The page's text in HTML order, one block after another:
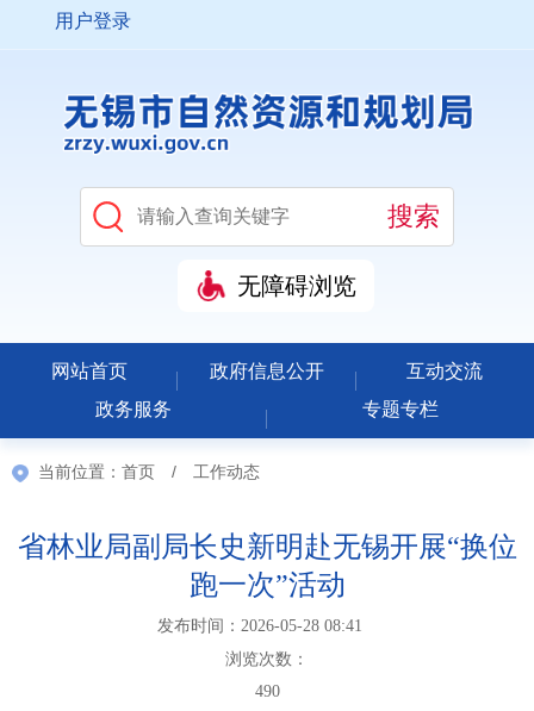
用户登录
无障碍浏览
网站首页 政府信息公开
互动交流
政务服务
专题专栏
当前位置： 首页 / 工作动态
省林业局副局长史新明赴无锡开展“换位
跑一次”活动
发布时间：2026-05-28 08:41
浏览次数：
490